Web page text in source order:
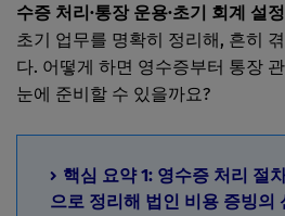
수증 처리·통장 운용·초기 회계 설
초기 업무를 명확히 정리해, 흔히
다. 어떻게 하면 영수증부터 통장
눈에 준비할 수 있을까요?
핵심 요약 1: 영수증 처리 절
으로 정리해 법인 비용 증빙의